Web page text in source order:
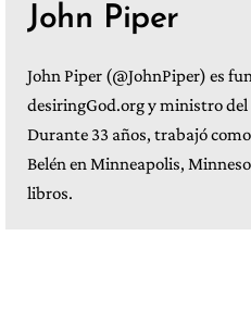
John Piper
John Piper (@JohnPiper) es
desiringGod.org y ministro del
Durante 33 años, trabajó
Belén en Minneapolis,
libros.